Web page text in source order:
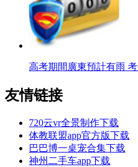
高考期間廣東預計有雨
友情链接
720云vr全景制作下载
体教联盟app官方版下载
巴巴博一桌宠合集下载
神州二手车app下载